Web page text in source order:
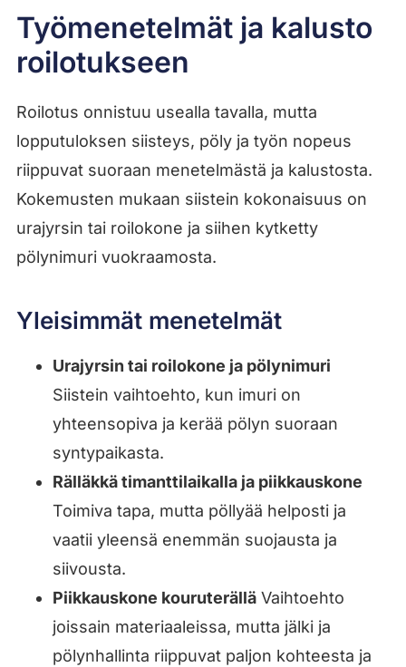
Työmenetelmät ja kalusto
roilotukseen
Roilotus onnistuu usealla tavalla, mutta
lopputuloksen siisteys, pöly ja työn nopeus
riippuvat suoraan menetelmästä ja kalustosta.
Kokemusten mukaan siistein kokonaisuus on
urajyrsin tai roilokone ja siihen kytketty
pölynimuri vuokraamosta.
Yleisimmät menetelmät
Urajyrsin tai roilokone ja pölynimuri
Siistein vaihtoehto, kun imuri on
yhteensopiva ja kerää pölyn suoraan
syntypaikasta.
Rälläkkä timanttilaikalla ja piikkauskone
Toimiva tapa, mutta pöllyää helposti ja
vaatii yleensä enemmän suojausta ja
siivousta.
Piikkauskone kouruterälläVaihtoehto
joissain materiaaleissa, mutta jälki ja
pölynhallinta riippuvat paljon kohteesta ja